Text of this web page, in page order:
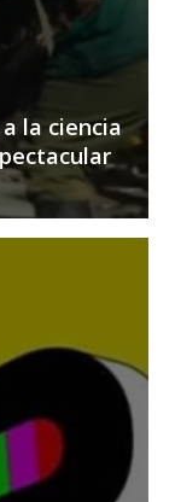
la ciencia